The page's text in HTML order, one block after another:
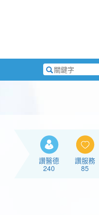
搜
尋
讚醫德
240
讚服務
85